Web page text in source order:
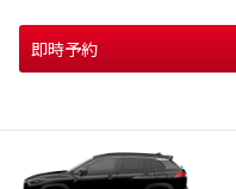
即時予約